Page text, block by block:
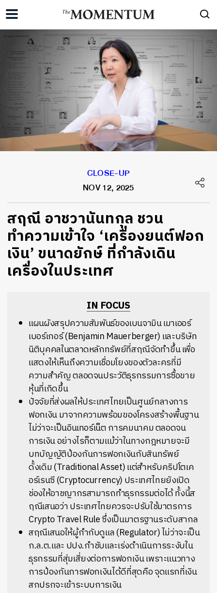
CLOSE-UP
NOV 12, 2025
สฤณี อาชวานันทกุล ชวน
ทำความเข้าใจ ‘เครื่องยนต์ฟอก
เงิน’ ขนาดยักษ์ ที่กำลังเดิน
เครื่องในประเทศ
IN FOCUS
แผนผังสรุปความสัมพันธ์ของเบนจามิน เมาเออร์
เบอร์เกอร์ (Benjamin Mauerberger) และบริษัท
นิติบุคคลในตลาดหลักทรัพย์ที่สฤณีจัดทำขึ้น เพื่อ
แสดงให้เห็นถึงความเชื่อมโยงของตัวละครที่มี
ความสำคัญ ตลอดจนประวัติธุรกรรมการซื้อขาย
หุ้นที่เกิดขึ้น
ปัจจัยที่ส่งผลให้ประเทศไทยเป็นศูนย์กลางการ
ฟอกเงิน มาจากความพร้อมของโครงสร้างพื้นฐาน
ไม่ว่าจะเป็นอินเทอร์เน็ต การคมนาคม ตลอดจน
การเงิน อย่างไรก็ตามแม้ว่าในทางกฎหมายจะมี
บทบัญญัติป้องกันการฟอกเงินกับสินทรัพย์
ดั้งเดิม (Traditional Asset) แต่สำหรับคริปโตเค
อร์เรนซี (Cryptocurrency) ประเทศไทยยังเปิด
ช่องให้อาชญากรสามารถทำธุรกรรมต่อได้ ทั้งนี้ส
ฤณีเสนอว่า ประเทศไทยควรจะปรับใช้มาตรการ
Crypto Travel Rule ซึ่งเป็นมาตรฐานระดับสากล
สฤณีเสนอให้ผู้กำกับดูแล (Regulator) ไม่ว่าจะเป็น
ก.ล.ต.และ ปปง.กำชับและเร่งดำเนินการระงับใน
ธุรกรรมที่สุ่มเสี่ยงต่อการฟอกเงิน เพราะแนวทาง
การป้องกันการฟอกเงินได้ดีที่สุดคือ จุดแรกที่เงิน
สกปรกจะเข้าระบบการเงิน